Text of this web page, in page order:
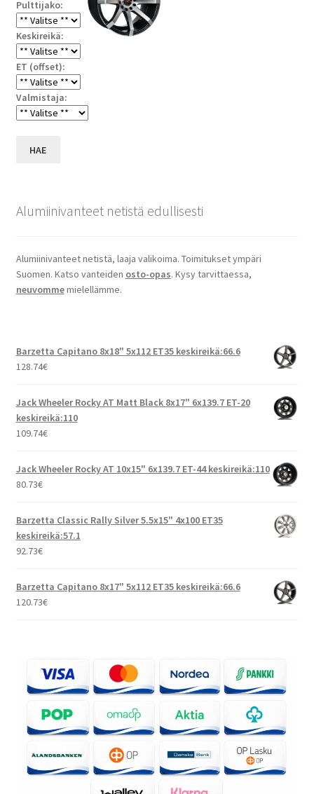
Pulttijako:
Keskireikä:
ET (offset):
Valmistaja:
HAE
Alumiinivanteet netistä edullisesti
Alumiinivanteet netistä, laaja valikoima. Toimitukset ympäri
Suomen. Katso vanteiden osto-opas. Kysy tarvittaessa,
neuvommemielellämme.
Barzetta Capitano 8x18" 5x112 ET35 keskireikä:66.6
128.74€
Jack Wheeler Rocky AT Matt Black 8x17" 6x139.7 ET-20
keskireikä:110
109.74€
Jack Wheeler Rocky AT 10x15" 6x139.7 ET-44 keskireikä:110
80.73€
Barzetta Classic Rally Silver 5.5x15" 4x100 ET35
keskireikä:57.1
92.73€
Barzetta Capitano 8x17" 5x112 ET35 keskireikä:66.6
120.73€